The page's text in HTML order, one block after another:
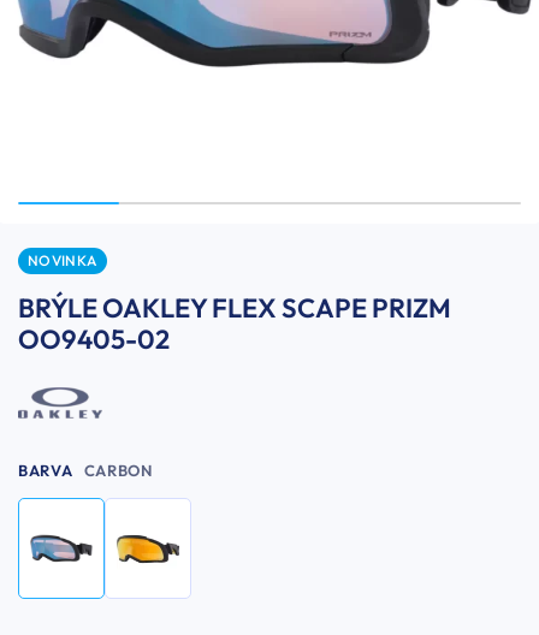
NOVINKA
BRÝLE OAKLEY FLEX SCAPE PRIZM
OO9405-02
BARVA CARBON